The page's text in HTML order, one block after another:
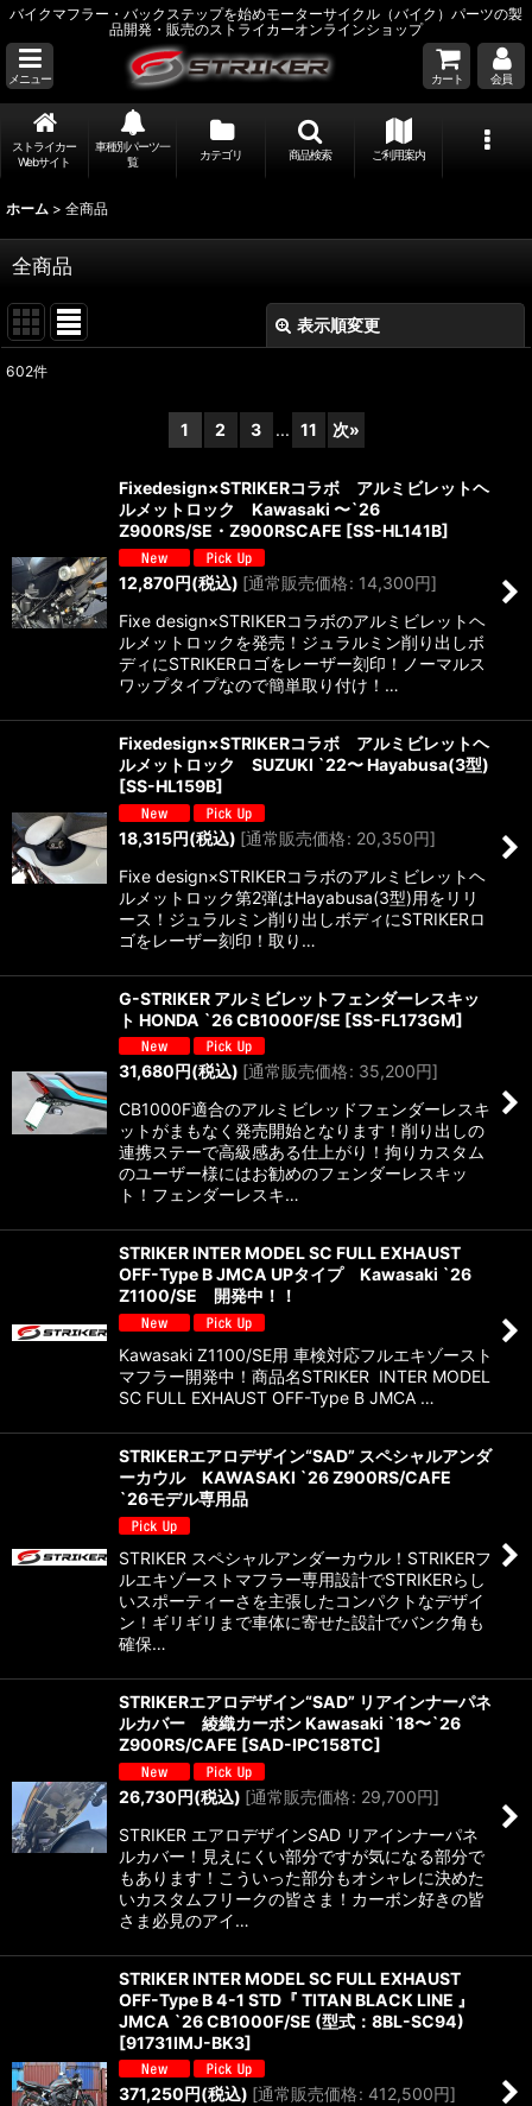
バイクマフラー・バックステップを始めモーターサイクル（バイク）パーツの製
品開発・販売のストライカーオンラインショップ
メニュー カート 会員
ストライカー
Webサイト
車種別パーツ一
覧
カテゴリ 商品検索 ご利用案内
ホーム > 全商品
全商品
表示順変更
絞り込む
602件
1 2 3 ... 11 次»
Fixedesign×STRIKERコラボ アルミビレットヘ
ルメットロック Kawasaki 〜`26
Z900RS/SE・Z900RSCAFE [SS-HL141B]
12,870円(税込) [通常販売価格: 14,300円]
Fixe design×STRIKERコラボのアルミビレットヘ
ルメットロックを発売！ジュラルミン削り出しボ
ディにSTRIKERロゴをレーザー刻印！ノーマルス
ワップタイプなので簡単取り付け！…
Fixedesign×STRIKERコラボ アルミビレットヘ
ルメットロック SUZUKI `22〜 Hayabusa(3型)
[SS-HL159B]
18,315円(税込) [通常販売価格: 20,350円]
Fixe design×STRIKERコラボのアルミビレットヘ
ルメットロック第2弾はHayabusa(3型)用をリリ
ース！ジュラルミン削り出しボディにSTRIKERロ
ゴをレーザー刻印！取り…
G-STRIKER アルミビレットフェンダーレスキッ
ト HONDA `26 CB1000F/SE [SS-FL173GM]
31,680 円(税込) [通常販売価格: 35,200円]
CB1000F適合のアルミビレッドフェンダーレスキ
ットがまもなく発売開始となります！削り出しの
連携ステーで高級感ある仕上がり！拘りカスタム
のユーザー様にはお勧めのフェンダーレスキッ
ト！フェンダーレスキ…
STRIKER INTER MODEL SC FULL EXHAUST
OFF-Type B JMCA UPタイプ Kawasaki `26
Z1100/SE 開発中！！
Kawasaki Z1100/SE用 車検対応フルエキゾースト
マフラー開発中！商品名STRIKER INTER MODEL
SC FULL EXHAUST OFF-Type B JMCA …
STRIKERエアロデザイン“SAD” スペシャルアンダ
ーカウル KAWASAKI `26 Z900RS/CAFE
`26モデル専用品
STRIKER スペシャルアンダーカウル！STRIKERフ
ルエキゾーストマフラー専用設計でSTRIKERらし
いスポーティーさを主張したコンパクトなデザイ
ン！ギリギリまで車体に寄せた設計でバンク角も
確保…
STRIKERエアロデザイン“SAD” リアインナーパネ
ルカバー 綾織カーボン Kawasaki `18〜`26
Z900RS/CAFE [SAD-IPC158TC]
26,730円(税込) [通常販売価格: 29,700円]
STRIKER エアロデザインSAD リアインナーパネ
ルカバー！見えにくい部分ですが気になる部分で
もあります！こういった部分もオシャレに決めた
いカスタムフリークの皆さま！カーボン好きの皆
さま必見のアイ…
STRIKER INTER MODEL SC FULL EXHAUST
OFF-Type B 4-1 STD『 TITAN BLACK LINE 』
JMCA `26 CB1000F/SE (型式：8BL-SC94)
[91731IMJ-BK3]
371,250円(税込) [通常販売価格: 412,500円]